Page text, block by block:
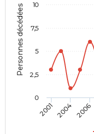
Personnes décédées
2001 2004 2006
0
2,5
5
7,5
10